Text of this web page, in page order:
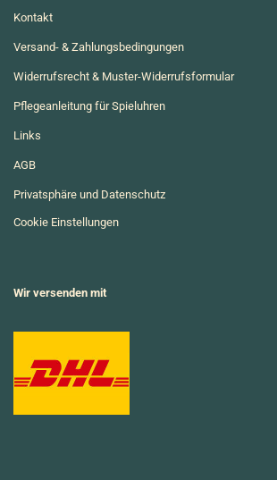
Kontakt
Versand- & Zahlungsbedingungen
Widerrufsrecht & Muster-Widerrufsformular
Pflegeanleitung für Spieluhren
Links
AGB
Privatsphäre und Datenschutz
Cookie Einstellungen
Wir versenden mit